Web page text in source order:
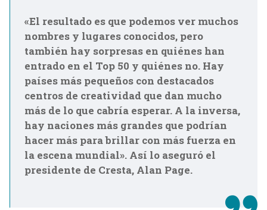
«El resultado es que podemos ver muchos
nombres y lugares conocidos, pero
también hay sorpresas en quiénes han
entrado en el Top 50 y quiénes no. Hay
países más pequeños con destacados
centros de creatividad que dan mucho
más de lo que cabría esperar. A la inversa,
hay naciones más grandes que podrían
hacer más para brillar con más fuerza en
la escena mundial». Así lo aseguró el
presidente de Cresta, Alan Page.